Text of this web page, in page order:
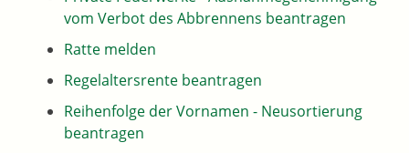
vom Verbot des Abbrennens beantragen
Ratte melden
Regelaltersrente beantragen
Reihenfolge der Vornamen - Neusortierung
beantragen